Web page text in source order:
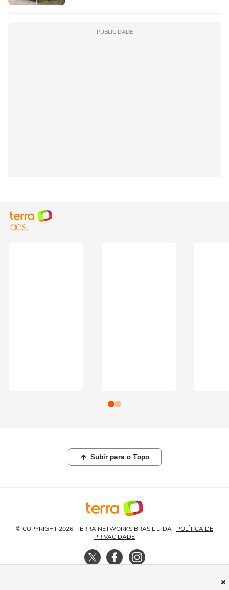
PUBLICIDADE
Subir para o Topo
© COPYRIGHT 2026, TERRA NETWORKS BRASIL LTDA | POLÍTICA DE
PRIVACIDADE